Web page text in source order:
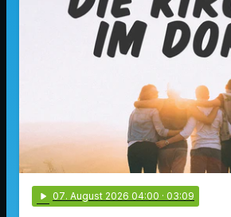
play_arrow 07. August 2026 04:00 · 03:09